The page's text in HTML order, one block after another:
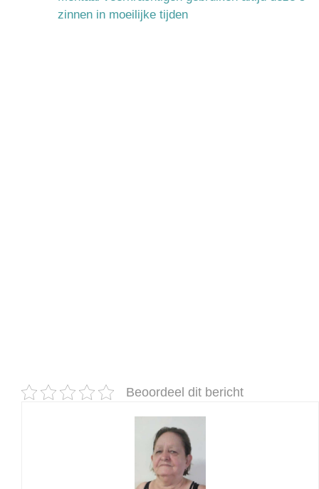
zinnen in moeilijke tijden
Beoordeel dit bericht